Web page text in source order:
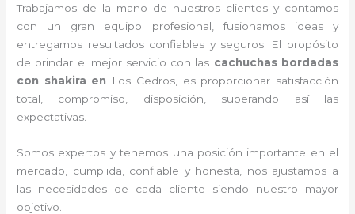
Trabajamos de la mano de nuestros clientes y contamos
con un gran equipo profesional, fusionamos ideas y
entregamos resultados confiables y seguros. El propósito
de brindar el mejor servicio con las cachuchas bordadas
con shakira en
Los Cedros, es proporcionar satisfacción
total, compromiso, disposición, superando así las
expectativas.
Somos expertos y tenemos una posición importante en el
mercado, cumplida, confiable y honesta, nos ajustamos a
las necesidades de cada cliente siendo nuestro mayor
objetivo.